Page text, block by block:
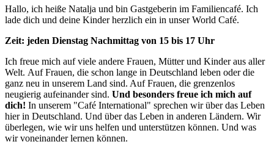
Hallo, ich heiße Natalja und bin Gastgeberin im Familiencafé. Ich
lade dich und deine Kinder herzlich ein in unser World Café.
Zeit: jeden Dienstag Nachmittag von 15 bis 17 Uhr
Ich freue mich auf viele andere Frauen, Mütter und Kinder aus aller
Welt. Auf Frauen, die schon lange in Deutschland leben oder die
ganz neu in unserem Land sind. Auf Frauen, die grenzenlos
neugierig aufeinander sind. Und besonders freue ich mich auf
dich! In unserem "Café International" sprechen wir über das Leben
hier in Deutschland. Und über das Leben in anderen Ländern. Wir
überlegen, wie wir uns helfen und unterstützen können. Und was
wir voneinander lernen können.